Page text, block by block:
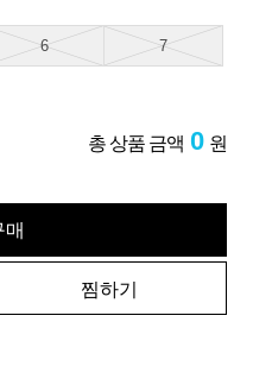
6 7
총 상품 금액 0 원
매
찜하기